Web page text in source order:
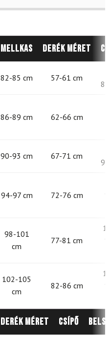
Mellkas Derék méret
82-85 cm 57-61 cm
86-89 cm 62-66 cm
90-93 cm 67-71 cm
94-97 cm 72-76 cm
98-101
cm
77-81 cm
102-105
cm
82-86 cm
Derék méret Csípő